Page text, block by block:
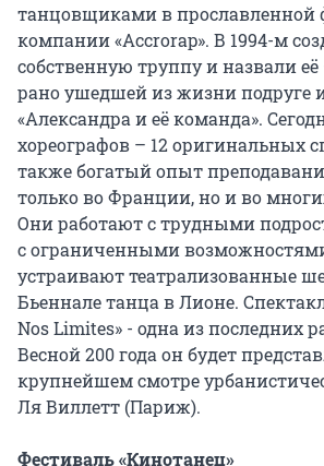
танцовщиками в прославленной
компании «Accrorap». В 1994-м
собственную труппу и назвали
рано ушедшей из жизни подруге
«Александра и её команда».
хореографов – 12 оригинальных
также богатый опыт
только во Франции, но и во
Они работают с трудными
с ограниченными
устраивают театрализованные
Бьеннале танца в Лионе.
Nos Limites» - одна из последних
Весной 200 года он будет
крупнейшем смотре
Ля Виллетт (Париж).
Фестиваль «Кинотанец»